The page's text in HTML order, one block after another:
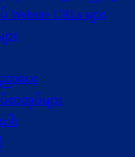
URLs များ
ား
ပေး
ာအုပ်များ
ါး